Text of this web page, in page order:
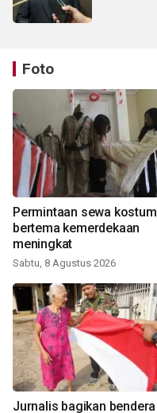
Foto
Permintaan sewa kostum
bertema kemerdekaan
meningkat
Sabtu, 8 Agustus 2026
Jurnalis bagikan bendera